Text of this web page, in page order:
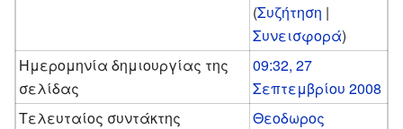
(Συζήτηση |
Συνεισφορά)
Ημερομηνία δημιουργίας της
σελίδας
09:32, 27
Σεπτεμβρίου 2008
Τελευταίος συντάκτης
Θεοδωρος